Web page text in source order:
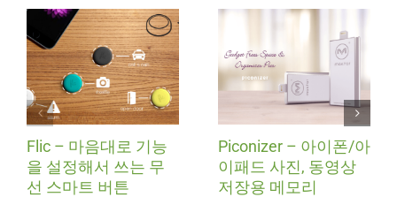
Flic – 마음대로 기능
을 설정해서 쓰는 무
선 스마트 버튼
Piconizer – 아이폰/아
이패드 사진, 동영상
저장용 메모리